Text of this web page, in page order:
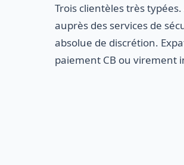
Trois clientèles très
auprès des services de
absolue de discrétion.
paiement CB ou virement